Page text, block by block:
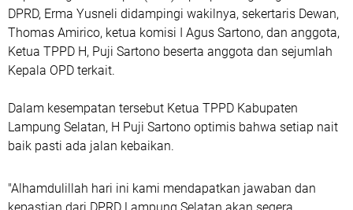
DPRD, Erma Yusneli didampingi wakilnya, sekertaris Dewan,
Thomas Amirico, ketua komisi I Agus Sartono, dan anggota,
Ketua TPPD H, Puji Sartono beserta anggota dan sejumlah
Kepala OPD terkait.
Dalam kesempatan tersebut Ketua TPPD Kabupaten
Lampung Selatan, H Puji Sartono optimis bahwa setiap nait
baik pasti ada jalan kebaikan.
"Alhamdulillah hari ini kami mendapatkan jawaban dan